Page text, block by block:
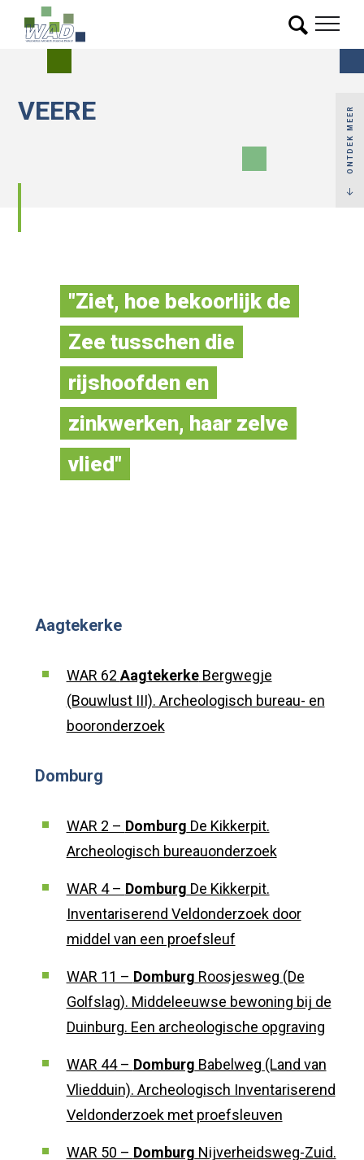
VEERE ONTDEK MEER
"Ziet, hoe bekoorlijk de
Zee tusschen die
rijshoofden en
zinkwerken, haar zelve
vlied"
Aagtekerke
WAR 62 AagtekerkeBergwegje
(Bouwlust III). Archeologisch bureau- en
booronderzoek
Domburg
WAR 2 – Domburg De Kikkerpit.
Archeologisch bureauonderzoek
WAR 4 – Domburg De Kikkerpit.
Inventariserend Veldonderzoek door
middel van een proefsleuf
WAR 11 – Domburg Roosjesweg (De
Golfslag). Middeleeuwse bewoning bij de
Duinburg. Een archeologische opgraving
WAR 44 – Domburg Babelweg (Land van
Vliedduin). Archeologisch Inventariserend
Veldonderzoek met proefsleuven
WAR 50 – Domburg Nijverheidsweg-Zuid.